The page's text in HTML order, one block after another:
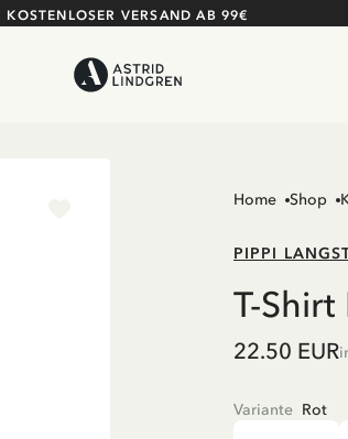
KOSTENLOSER VERSAND AB 99€
Home Shop
PIPPI
T-Shirt
22.50 EUR
Variante Rot